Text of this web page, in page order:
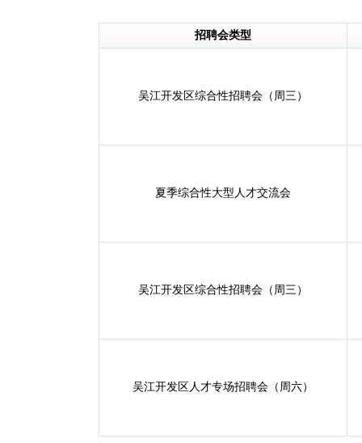
招聘会类型
吴江开发区综合性招聘会（周三）
夏季综合性大型人才交流会
吴江开发区综合性招聘会（周三）
吴江开发区人才专场招聘会（周六）